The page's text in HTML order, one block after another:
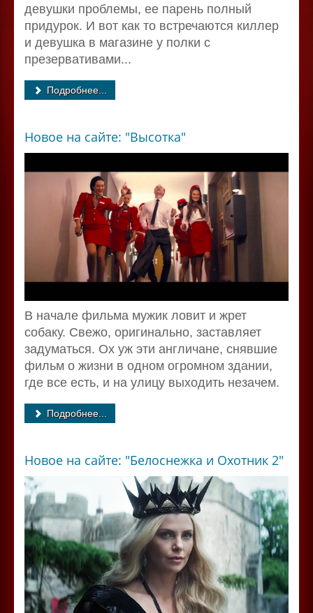
девушки проблемы, ее парень полный
придурок. И вот как то встречаются киллер
и девушка в магазине у полки с
презервативами...
Подробнее...
Новое на сайте: "Высотка"
В начале фильма мужик ловит и жрет
собаку. Свежо, оригинально, заставляет
задуматься. Ох уж эти англичане, снявшие
фильм о жизни в одном огромном здании,
где все есть, и на улицу выходить незачем.
Подробнее...
Новое на сайте: "Белоснежка и Охотник 2"